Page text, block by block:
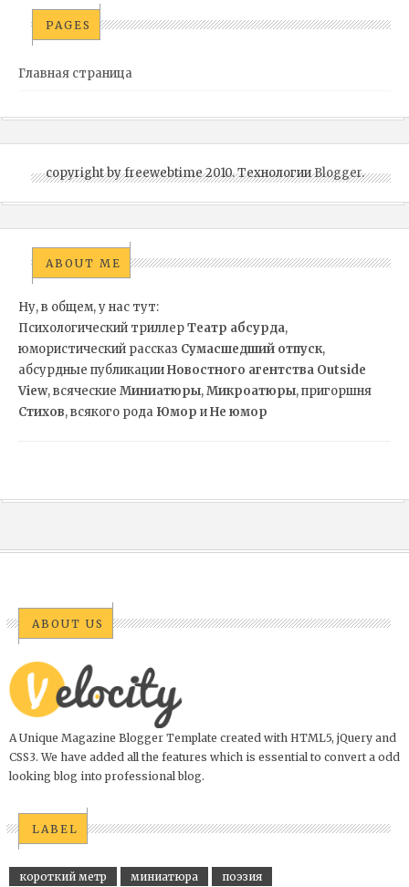
PAGES
Главная страница
copyright by freewebtime 2010. ТехнологииBlogger.
ABOUT ME
Ну, в общем, у нас тут:
Психологический триллерТеатр абсурда,
юмористический рассказ Сумасшедший отпуск,
абсурдные публикацииНовостного агентства Outside
View, всяческие Миниатюры,Микроатюры,пригоршня
Стихов, всякого рода Юмор иНе юмор
ABOUT US
A Unique Magazine Blogger Template created with HTML5, jQuery and
CSS3. We have added all the features which is essential to convert a odd
looking blog into professional blog.
LABEL
короткий метр миниатюра
поэзия